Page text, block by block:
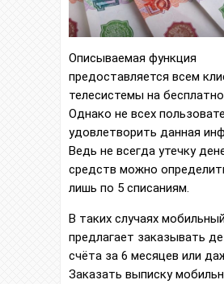
Описываемая функция
предоставляется всем
телесистемы на
Однако не всех
удовлетворить данная
Ведь не всегда утечку
средств можно
лишь по 5 списаниям.
В таких случаях
предлагает заказывать
счёта за 6 месяцев или
Заказать выписку